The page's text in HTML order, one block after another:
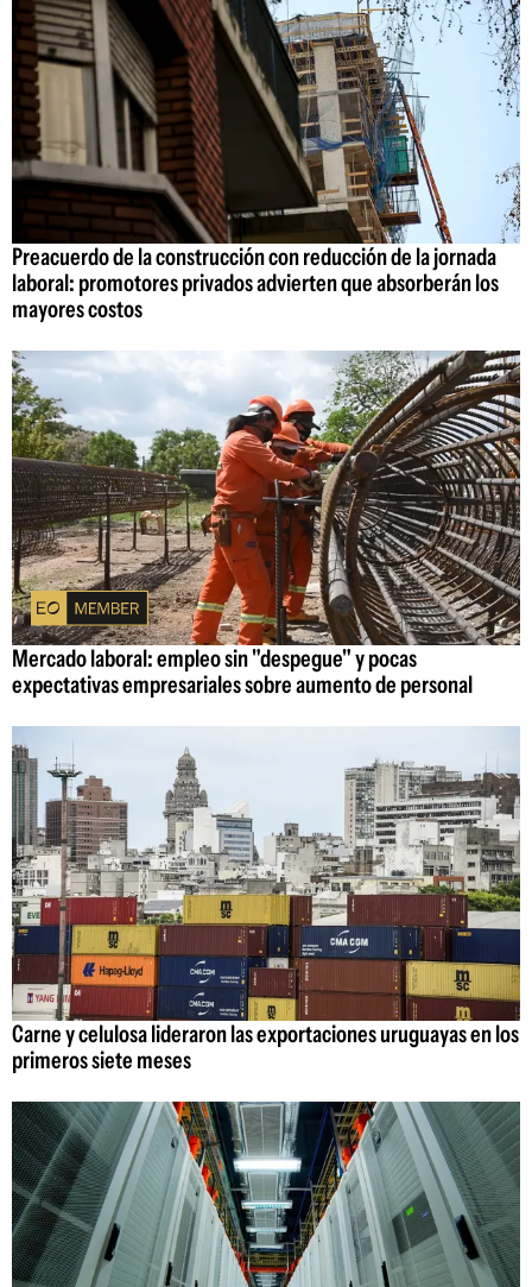
Preacuerdo de la construcción con reducción de la jornada
laboral: promotores privados advierten que absorberán los
mayores costos
Mercado laboral: empleo sin "despegue" y pocas
expectativas empresariales sobre aumento de personal
Carne y celulosa lideraron las exportaciones uruguayas en los
primeros siete meses